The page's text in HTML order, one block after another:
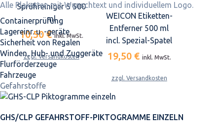
Alle Plaketten mit Wunschtext und individuellem Logo.
Containerprüfung
Lagereinr. u. -geräte
Sicherheit von Regalen
Winden, Hub- und Zuggeräte
Flurförderzeuge
Fahrzeuge
Gefahrstoffe
GHS/CLP GEFAHRSTOFF-PIKTOGRAMME EINZELN
Sprühreiniger S 500
ml
10,50 €inkl. MwSt.
zzgl. Versandkosten
WEICON Etiketten-
Entferner 500 ml
incl. Spezial-Spatel
19,50 € inkl. MwSt.
zzgl. Versandkosten